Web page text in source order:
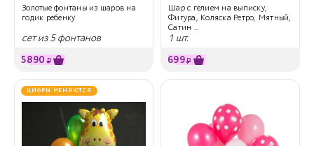
Золотые фонтаны из шаров на
годик ребенку
сет из 5 фонтанов
5890 ₽
Шар с гелием на выписку,
Фигура, Коляска Ретро, Мятный,
Сатин ...
1 шт.
699₽
ЦИФРЫ МЕНЯЮТСЯ